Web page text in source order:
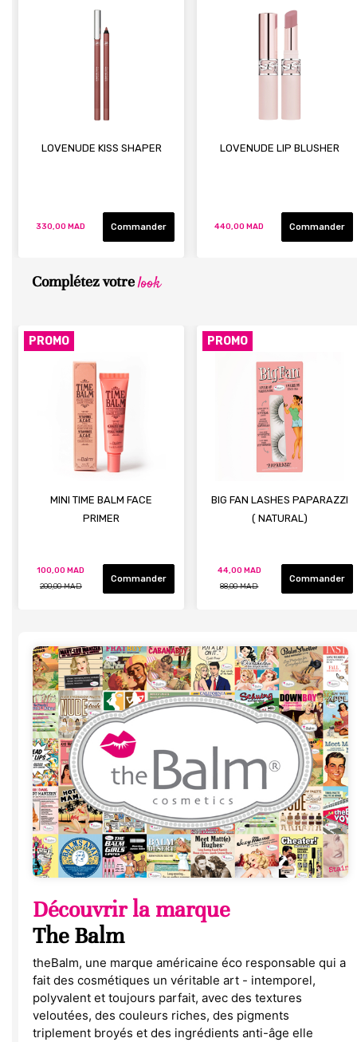
LOVENUDE KISS SHAPER
330,00 MAD Commander
LOVENUDE LIP BLUSHER
440,00 MAD Commander
Complétez votrelook
PROMO
MINI TIME BALM FACE
PRIMER
100,00 MAD
200,00 MAD
Commander
PROMO
BIG FAN LASHES PAPARAZZI
( NATURAL)
44,00 MAD
88,00 MAD
Commander
Découvrir la marque
The Balm
theBalm, une marque américaine éco responsable qui a
fait des cosmétiques un véritable art - intemporel,
polyvalent et toujours parfait, avec des textures
veloutées, des couleurs riches, des pigments
triplement broyés et des ingrédients anti-âge elle